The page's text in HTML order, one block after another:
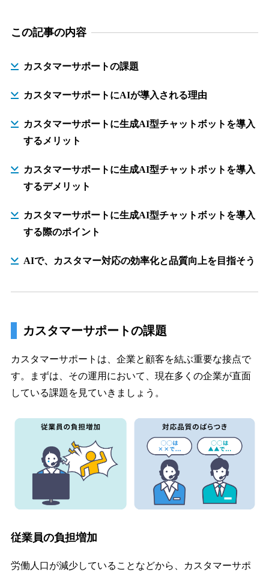
この記事の内容
カスタマーサポートの課題
カスタマーサポートにAIが導入される理由
カスタマーサポートに生成AI型チャットボットを導入
するメリット
カスタマーサポートに生成AI型チャットボットを導入
するデメリット
カスタマーサポートに生成AI型チャットボットを導入
する際のポイント
AIで、カスタマー対応の効率化と品質向上を目指そう
カスタマーサポートの課題
カスタマーサポートは、企業と顧客を結ぶ重要な接点で
す。まずは、その運用において、現在多くの企業が直面
している課題を見ていきましょう。
従業員の負担増加
労働人口が減少していることなどから、カスタマーサポ